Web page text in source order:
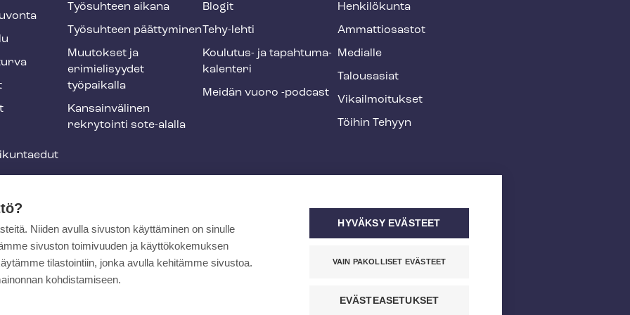
Työsuhteen aikana
Työsuhteen päättyminen
Muutokset ja
erimielisyydet
työpaikalla
Kansainvälinen
rekrytointi sote-alalla
Blogit
Tehy-lehti
Koulutus- ja ta­pah­tu­ma­
ka­len­te­ri
Meidän vuoro -podcast
Henkilökunta
Ammattiosastot
Medialle
Talousasiat
Vi­kail­moi­tuk­set
Töihin Tehyyn
Niiden avulla sivuston käyttäminen on sinulle
sivuston toimivuuden ja käyttökokemuksen
tilastointiin, jonka avulla kehitämme sivustoa.
kohdistamiseen.
HYVÄKSY EVÄSTEET
VAIN PAKOLLISET EVÄSTEET
EVÄSTEASETUKSET